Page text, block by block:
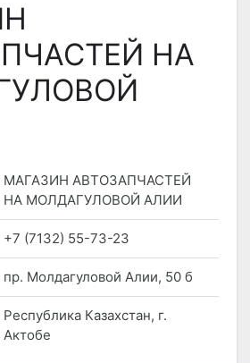
НА
МАГАЗИН АВТОЗАПЧАСТЕЙ
НА МОЛДАГУЛОВОЙ АЛИИ
+7 (7132) 55-73-23
пр. Молдагуловой Алии, 50 б
Республика Казахстан, г.
Актобе